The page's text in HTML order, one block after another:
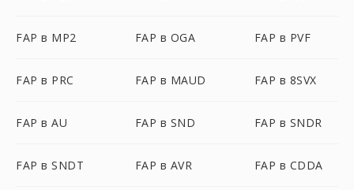
FAP в MP2 FAP в OGA FAP в PVF
FAP в PRC FAP в MAUD FAP в 8SVX
FAP в AU FAP в SND FAP в SNDR
FAP в SNDT FAP в AVR FAP в CDDA